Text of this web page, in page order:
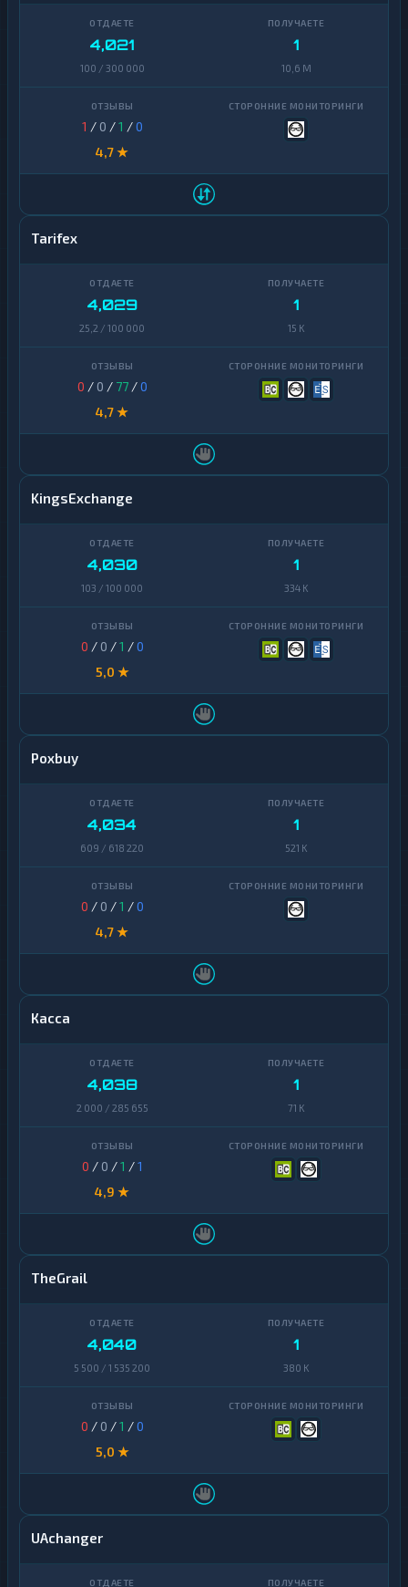
4,021
100 / 300 000
1
10,6 M
1 / 0 /1 /0
4,7 ★
Tarifex
4,029
25,2 / 100 000
1
15 K
0 / 0 / 77/0
4,7 ★
KingsExchange
4,030
103 / 100 000
1
334 K
0 / 0 /1 /0
5,0 ★
Poxbuy
4,034
609 / 618 220
1
521 K
0 / 0 /1 /0
4,7 ★
Касса
4,038
2 000 / 285 655
1
71 K
0 / 0 /1 /1
4,9 ★
TheGrail
4,040
5 500 / 1 535 200
1
380 K
0 / 0 /1 /0
5,0 ★
UAchanger